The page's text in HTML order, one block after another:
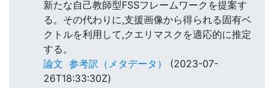
新たな自己教師型FSSフレームワークを提案す
る。その代わりに,支援画像から得られる固有ベ
クトルを利用して,クエリマスクを適応的に推定
する。
論文 参考訳（メタデータ）
(2023-07-
26T18:33:30Z)